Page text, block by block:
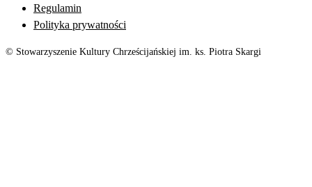
Regulamin
Polityka prywatności
© Stowarzyszenie Kultury Chrześcijańskiej im. ks. Piotra Skargi